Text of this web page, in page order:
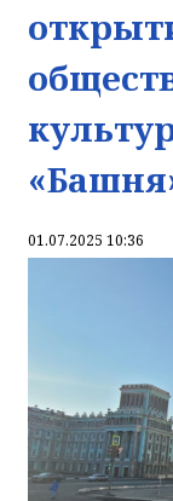
01.07.2025 10:36